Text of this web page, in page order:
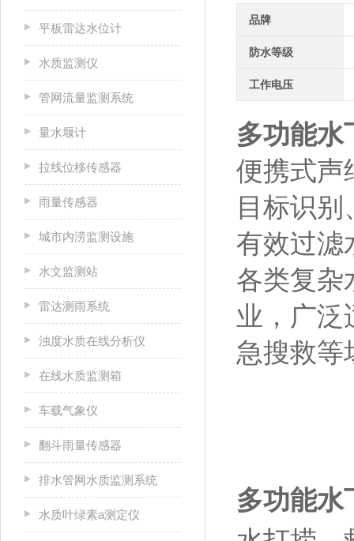
平板雷达水位计
水质监测仪
管网流量监测系统
量水堰计
拉线位移传感器
雨量传感器
城市内涝监测设施
水文监测站
雷达测雨系统
浊度水质在线分析仪
在线水质监测箱
车载气象仪
翻斗雨量传感器
排水管网水质监测系统
水质叶绿素a测定仪
品牌
防水等级
工作电压
多功能水
便携式声
目标识
有效过滤
各类复杂
业，广泛
急搜救等
多功能水